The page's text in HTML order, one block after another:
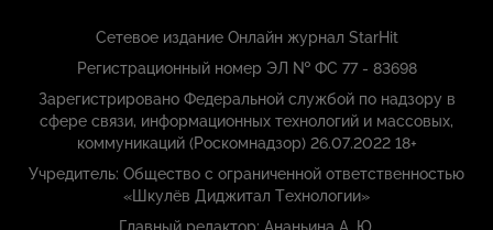
Сетевое издание Онлайн журнал StarHit
Регистрационный номер ЭЛ № ФС 77 - 83698
Зарегистрировано Федеральной службой по надзору в
сфере связи, информационных технологий и массовых,
коммуникаций (Роскомнадзор) 26.07.2022 18+
Учредитель: Общество с ограниченной ответственностью
«Шкулёв Диджитал Технологии»